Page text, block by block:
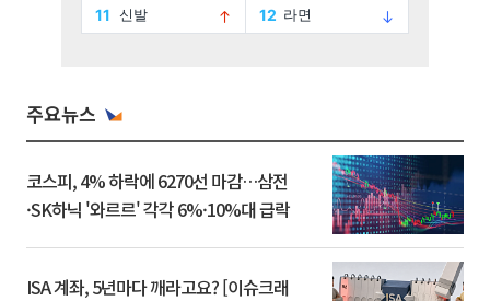
주요뉴스
코스피, 4% 하락에 6270선 마감…삼전
·SK하닉 '와르르' 각각 6%·10%대 급락
ISA 계좌, 5년마다 깨라고요? [이슈크래